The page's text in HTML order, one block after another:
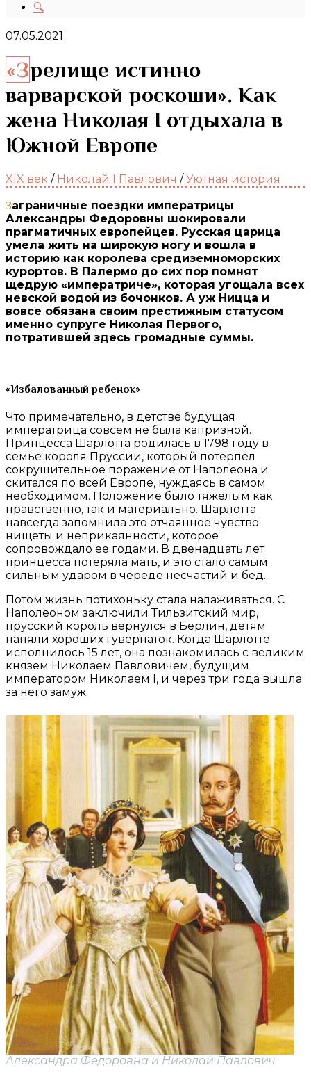
🔍
07.05.2021
«Зрелище истинно
варварской роскоши». Как
жена Николая I отдыхала в
Южной Европе
XIX век / Николай I Павлович /Уютная история
Заграничные поездки императрицы
Александры Федоровны шокировали
прагматичных европейцев. Русская царица
умела жить на широкую ногу и вошла в
историю как королева средиземноморских
курортов. В Палермо до сих пор помнят
щедрую «императриче», которая угощала всех
невской водой из бочонков. А уж Ницца и
вовсе обязана своим престижным статусом
именно супруге Николая Первого,
потратившей здесь громадные суммы.
«Избалованный ребенок»
Что примечательно, в детстве будущая
императрица совсем не была капризной.
Принцесса Шарлотта родилась в 1798 году в
семье короля Пруссии, который потерпел
сокрушительное поражение от Наполеона и
скитался по всей Европе, нуждаясь в самом
необходимом. Положение было тяжелым как
нравственно, так и материально. Шарлотта
навсегда запомнила это отчаянное чувство
нищеты и неприкаянности, которое
сопровождало ее годами. В двенадцать лет
принцесса потеряла мать, и это стало самым
сильным ударом в череде несчастий и бед.
Потом жизнь потихоньку стала налаживаться. С
Наполеоном заключили Тильзитский мир,
прусский король вернулся в Берлин, детям
наняли хороших гувернаток. Когда Шарлотте
исполнилось 15 лет, она познакомилась с великим
князем Николаем Павловичем, будущим
императором Николаем I, и через три года вышла
за него замуж.
Александра Федоровна и Николай Павлович